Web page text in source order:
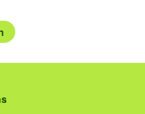
Pfeiltasten nach oben/